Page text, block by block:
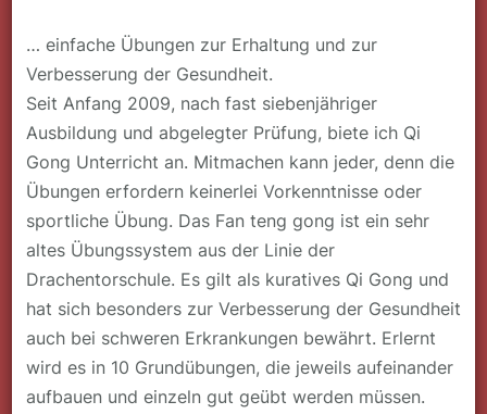
… einfache Übungen zur Erhaltung und zur
Verbesserung der Gesundheit.
Seit Anfang 2009, nach fast siebenjähriger
Ausbildung und abgelegter Prüfung, biete ich Qi
Gong Unterricht an. Mitmachen kann jeder, denn die
Übungen erfordern keinerlei Vorkenntnisse oder
sportliche Übung. Das Fan teng gong ist ein sehr
altes Übungssystem aus der Linie der
Drachentorschule. Es gilt als kuratives Qi Gong und
hat sich besonders zur Verbesserung der Gesundheit
auch bei schweren Erkrankungen bewährt. Erlernt
wird es in 10 Grundübungen, die jeweils aufeinander
aufbauen und einzeln gut geübt werden müssen.